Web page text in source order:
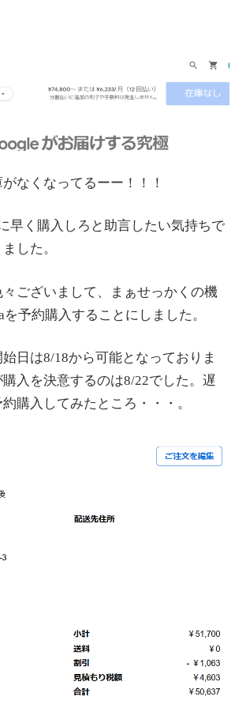
なくなってるーー！！！
早く購入しろと助言したい気持ちで
した。
ございまして、まぁせっかくの機
予約購入することにしました。
日は8/18から可能となっておりま
入を決意するのは8/22でした。遅
購入してみたところ・・・。